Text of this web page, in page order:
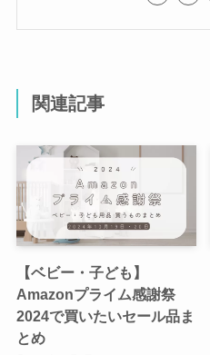
関連記事
【ベビー・子ども】
Amazonプライム感謝祭
2024で買いたいセール品ま
とめ